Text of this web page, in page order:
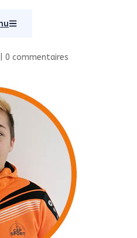
0 commentaires